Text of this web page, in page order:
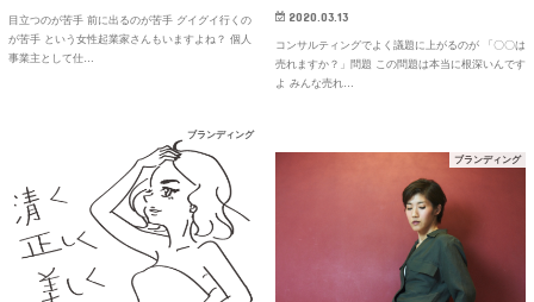
目立つのが苦手 前に出るのが苦手 グイグイ行くの
が苦手 という女性起業家さんもいますよね？ 個人
事業主として仕…
2020.03.13
コンサルティングでよく議題に上がるのが 「〇〇は
売れますか？」問題 この問題は本当に根深いんです
よ みんな売れ…
ブランディング
ブランディング